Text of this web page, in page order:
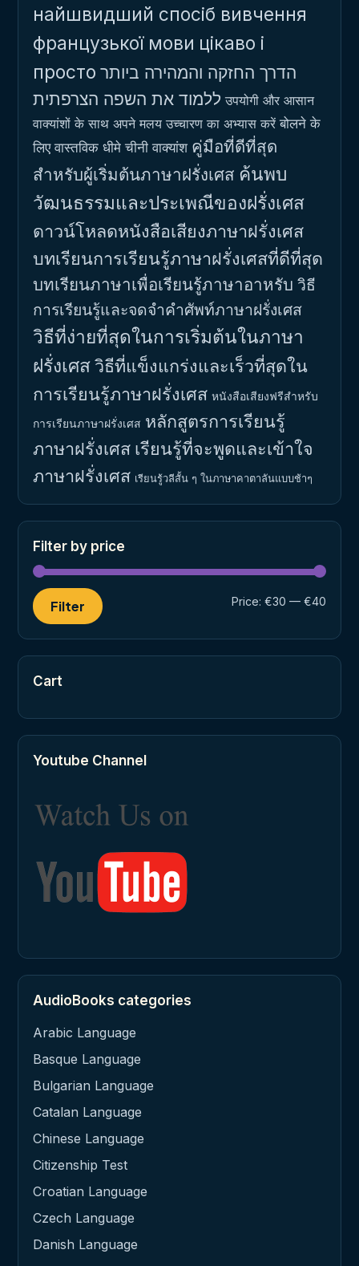
найшвидший спосіб вивчення
французької мови цікаво і
просто הדרך החזקה והמהירה ביותר
ללמוד את השפה הצרפתית उपयोगी और आसान
वाक्यांशों के साथ अपने मलय उच्चारण का अभ्यास करें बोलने के
लिए वास्तविक धीमे चीनी वाक्यांश คู่มือที่ดีที่สุด
สำหรับผู้เริ่มต้นภาษาฝรั่งเศส ค้นพบ
วัฒนธรรมและประเพณีของฝรั่งเศส
ดาวน์โหลดหนังสือเสียงภาษาฝรั่งเศส
บทเรียนการเรียนรู้ภาษาฝรั่งเศสที่ดีที่สุด
บทเรียนภาษาเพื่อเรียนรู้ภาษาอาหรับ วิธี
การเรียนรู้และจดจำคำศัพท์ภาษาฝรั่งเศส
วิธีที่ง่ายที่สุดในการเริ่มต้นในภาษา
ฝรั่งเศสวิธีที่แข็งแกร่งและเร็วที่สุดใน
การเรียนรู้ภาษาฝรั่งเศส หนังสือเสียงฟรีสำหรับ
การเรียนภาษาฝรั่งเศส หลักสูตรการเรียนรู้
ภาษาฝรั่งเศส เรียนรู้ที่จะพูดและเข้าใจ
ภาษาฝรั่งเศส เรียนรู้วลีสั้น ๆ ในภาษาคาตาลันแบบช้าๆ
Filter by price
Filter Price: €30 — €40
Cart
Youtube Channel
AudioBooks categories
Arabic Language
Basque Language
Bulgarian Language
Catalan Language
Chinese Language
Citizenship Test
Croatian Language
Czech Language
Danish Language